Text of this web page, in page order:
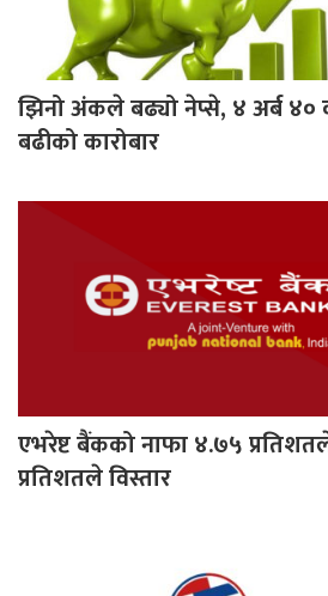
झिनो अंकले बढ्यो नेप्से, ४ अर्ब ४०
बढीको कारोबार
एभरेष्ट बैंकको नाफा ४.७५
प्रतिशतले विस्तार